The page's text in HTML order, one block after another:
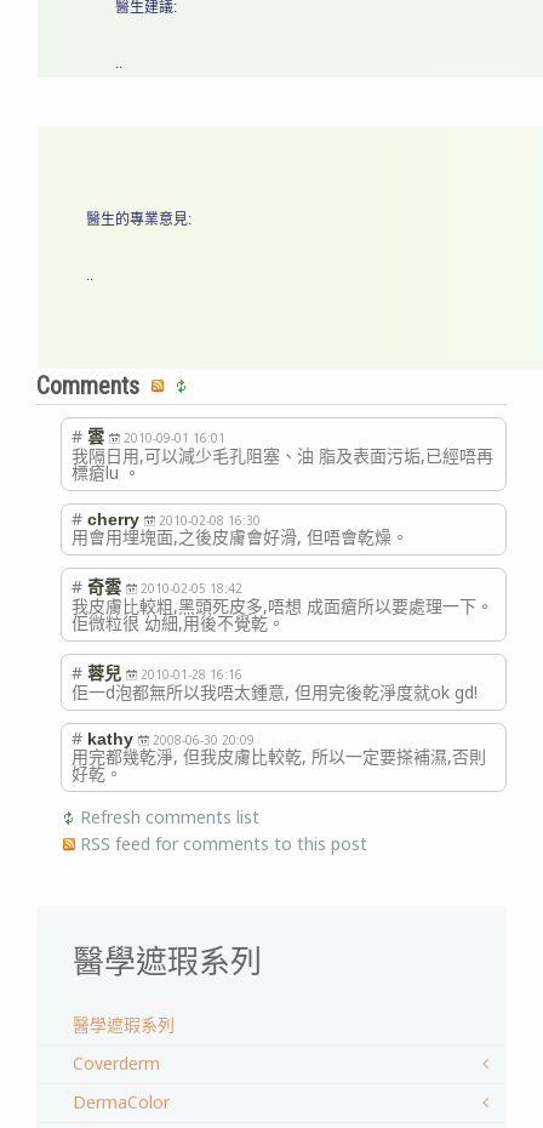
醫生建議:
..
醫生的專業意見:
..
Comments
# 雲 2010-09-01 16:01
我隔日用,可以減少毛孔阻塞、油 脂及表面污垢,已經唔再
標瘡lu 。
# cherry 2010-02-08 16:30
用會用埋塊面,之後皮膚會好滑, 但唔會乾燥。
# 奇雲 2010-02-05 18:42
我皮膚比較粗,黑頭死皮多,唔想 成面瘡所以要處理一下。
佢微粒很 幼細,用後不覺乾。
# 蓉兒 2010-01-28 16:16
佢一d泡都無所以我唔太鍾意, 但用完後乾淨度就ok gd!
# kathy 2008-06-30 20:09
用完都幾乾淨, 但我皮膚比較乾, 所以一定要搽補濕,否則
好乾。
Refresh comments list
RSS feed for comments to this post
醫學遮瑕系列
醫學遮瑕系列
Coverderm
DermaColor